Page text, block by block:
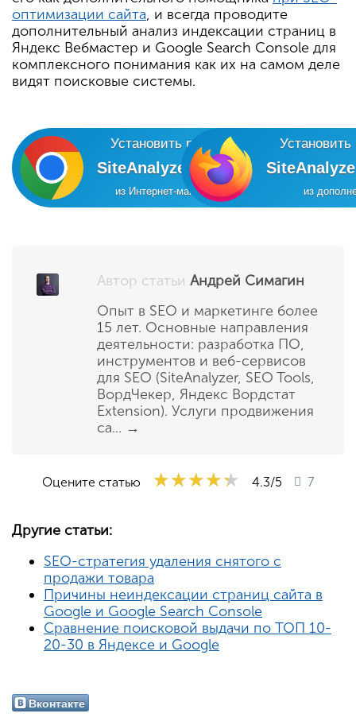
оптимизации сайта, и всегда проводите
дополнительный анализ индексации страниц в
Яндекс Вебмастер и Google Search Console для
комплексного понимания как их на самом деле
видят поисковые системы.
Установить расширение
SiteAnalyzer SEO Tools
из Интернет-магазина Chrome из
Автор статьи Андрей Симагин
Опыт в SEO и маркетинге более
15 лет. Основные направления
деятельности: разработка ПО,
инструментов и веб-сервисов
для SEO (SiteAnalyzer, SEO Tools,
ВордЧекер, Яндекс Вордстат
Extension). Услуги продвижения
са... →
Оцените статью ★★★★★
★★★★★
★★★★★ 4.3/5 7
Другие статьи:
SEO-стратегия удаления снятого с
продажи товара
Причины неиндексации страниц сайта в
Google и Google Search Console
Сравнение поисковой выдачи по ТОП 10-
20-30 в Яндексе и Google
Вконтакте